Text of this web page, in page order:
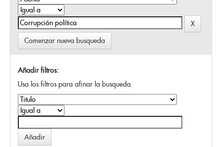
Comenzar nueva busqueda
Añadir filtros:
Usa los filtros para afinar la busqueda.